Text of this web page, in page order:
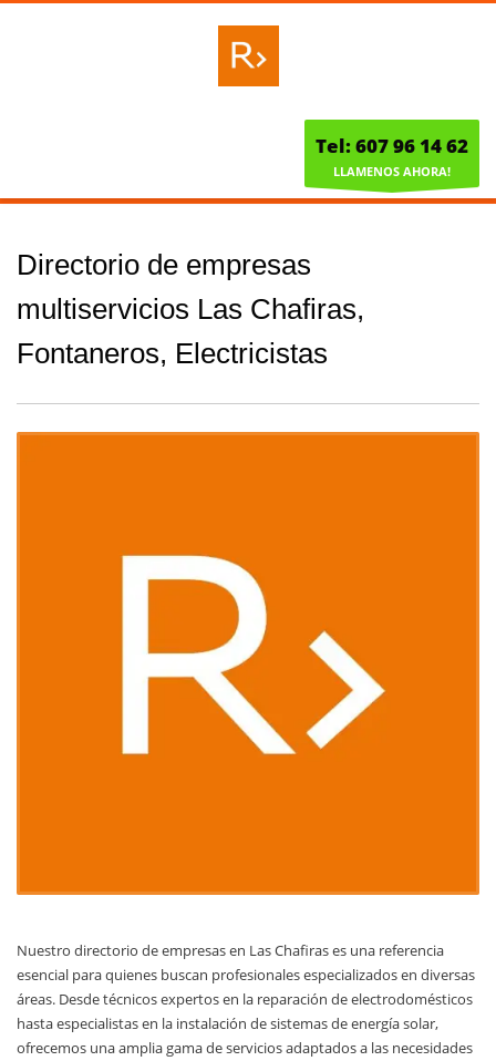
Tel: 607 96 14 62
LLAMENOS AHORA!
Directorio de empresas
multiservicios Las Chafiras,
Fontaneros, Electricistas
Nuestro directorio de empresas en Las Chafiras es una referencia
esencial para quienes buscan profesionales especializados en diversas
áreas. Desde técnicos expertos en la reparación de electrodomésticos
hasta especialistas en la instalación de sistemas de energía solar,
ofrecemos una amplia gama de servicios adaptados a las necesidades